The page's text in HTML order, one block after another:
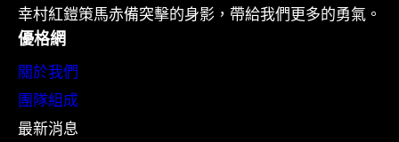
幸村紅鎧策馬赤備突擊的身影，帶給我們更多的勇氣。
優格網
關於我們
團隊組成
最新消息